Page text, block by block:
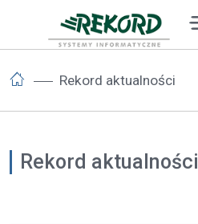
Rekord aktualności
Rekord aktualności